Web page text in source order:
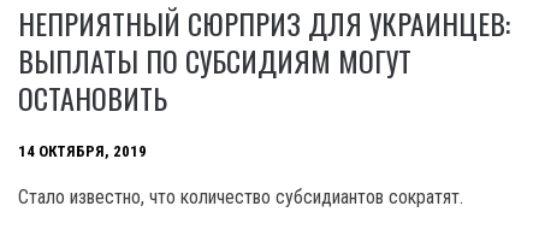
НЕПРИЯТНЫЙ СЮРПРИЗ ДЛЯ УКРАИНЦЕВ:
ВЫПЛАТЫ ПО СУБСИДИЯМ МОГУТ
ОСТАНОВИТЬ
14 ОКТЯБРЯ, 2019
Стало известно, что количество субсидиантов сократят.